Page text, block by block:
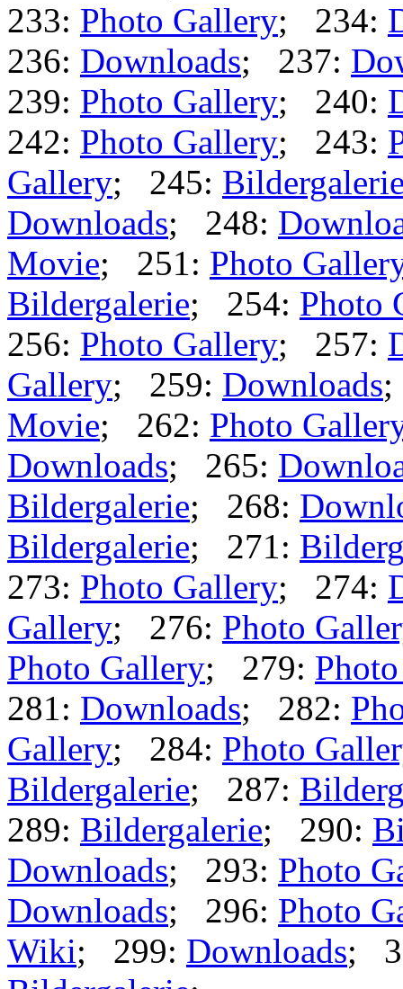
233: Photo Gallery; 234:
236: Downloads; 237:
239: Photo Gallery; 240:
242: Photo Gallery; 243:
Gallery; 245:
Downloads; 248:
Movie; 251: Photo
Bildergalerie; 254: Photo
256: Photo Gallery; 257:
Gallery; 259: Downloads
Movie; 262: Photo
Downloads; 265:
Bildergalerie; 268:
Bildergalerie; 271:
273: Photo Gallery; 274:
Gallery; 276: Photo
Photo Gallery; 279:
281: Downloads; 282:
Gallery; 284: Photo
Bildergalerie; 287:
289: Bildergalerie; 290:
Downloads; 293: Photo
Downloads; 296: Photo
Wiki; 299: Downloads;